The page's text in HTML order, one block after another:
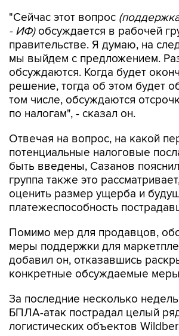
"Сейчас этот вопрос
- ИФ)обсуждается в рабочей
правительстве. Я думаю, на
мы выйдем с предложением.
обсуждаются. Когда будет
решение, тогда об этом будет
том числе, обсуждаются
по налогам", - сказал он.
Отвечая на вопрос, на какой
потенциальные налоговые
быть введены, Сазанов
группа также это
оценить размер ущерба и
платежеспособность
Помимо мер для продавцов,
меры поддержки для
добавил он, отказавшись
конкретные обсуждаемые
За последние несколько
БПЛА-атак пострадал целый
логистических объектов